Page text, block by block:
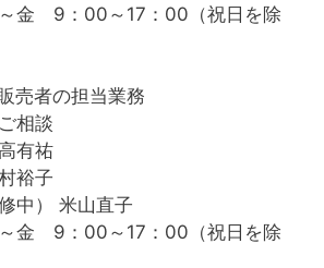
～金 9：00～17：00（祝日を除
売者の担当業務
相談
有祐
裕子
中） 米山直子
～金 9：00～17：00（祝日を除